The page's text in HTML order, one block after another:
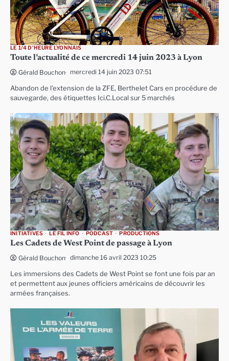
LE 1/4 D'HEURE LYONNAIS
Toute l’actualité de ce mercredi 14 juin 2023 à Lyon
Gérald Bouchon mercredi 14 juin 2023 07:51
Abandon de l’extension de la ZFE, Berthelet Cars en procédure de
sauvegarde, des étiquettes Ici.C.Local sur 5 marchés
INITIATIVES LE FIL INFO PODCAST PRODUCTIONS
Les Cadets de West Point de passage à Lyon
Gérald Bouchon dimanche 16 avril 2023 10:25
Les immersions des Cadets de West Point se font une fois par an
et permettent aux jeunes officiers américains de découvrir les
armées françaises.